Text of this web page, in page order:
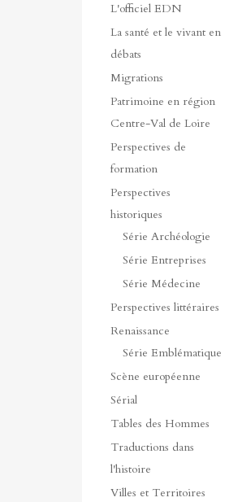
L'officiel EDN
La santé et le vivant en
débats
Migrations
Patrimoine en région
Centre-Val de Loire
Perspectives de
formation
Perspectives
historiques
Série Archéologie
Série Entreprises
Série Médecine
Perspectives littéraires
Renaissance
Série Emblématique
Scène européenne
Sérial
Tables des Hommes
Traductions dans
l'histoire
Villes et Territoires